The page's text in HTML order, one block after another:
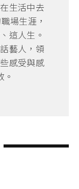
生活中去
場生涯，
這人生。
藝人，領
感受與感